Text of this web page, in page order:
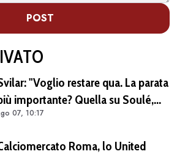
POST
"Voglio restare qua. La parata
importante? Quella su Soulé,
2014, è stata importante per la
07, 10:17
Roma, lo United